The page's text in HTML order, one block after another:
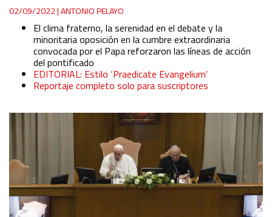
02/09/2022|ANTONIO PELAYO
El clima fraterno, la serenidad en el debate y la
minoritaria oposición en la cumbre extraordinaria
convocada por el Papa reforzaron las líneas de acción
del pontificado
EDITORIAL: Estilo ‘Praedicate Evangelium’
Reportaje completo solo para suscriptores